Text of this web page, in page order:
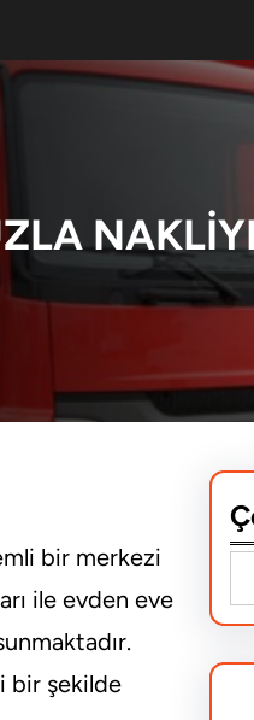
bir merkezi
ile evden eve
bir şekilde
e
a